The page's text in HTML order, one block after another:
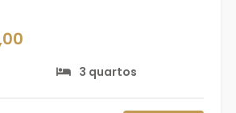
3 quartos